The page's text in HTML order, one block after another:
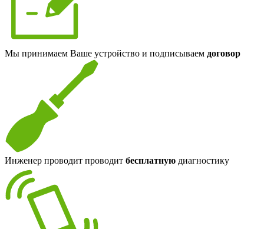
Мы принимаем Ваше устройство и подписываем договор
Инженер проводит проводит бесплатную диагностику